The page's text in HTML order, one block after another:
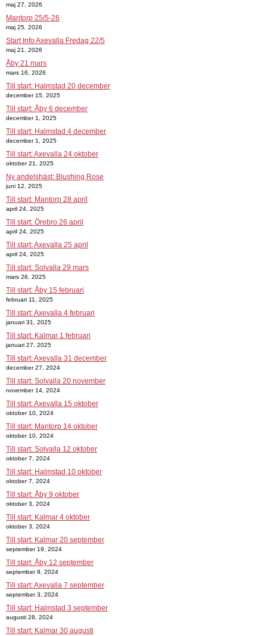
maj 27, 2026
Mantorp 25/5-26
maj 25, 2026
Start Info Axevalla Fredag 22/5
maj 21, 2026
Åby 21 mars
mars 16, 2026
Till start: Halmstad 20 december
december 15, 2025
Till start: Åby 6 december
december 1, 2025
Till start: Halmstad 4 december
december 1, 2025
Till start: Axevalla 24 oktober
oktober 21, 2025
Ny andelshäst: Blushing Rose
juni 12, 2025
Till start: Mantorp 28 april
april 24, 2025
Till start: Örebro 26 april
april 24, 2025
Till start: Axevalla 25 april
april 24, 2025
Till start: Solvalla 29 mars
mars 26, 2025
Till start: Åby 15 februari
februari 11, 2025
Till start: Axevalla 4 februari
januari 31, 2025
Till start: Kalmar 1 februari
januari 27, 2025
Till start: Axevalla 31 december
december 27, 2024
Till start: Solvalla 20 november
november 14, 2024
Till start: Axevalla 15 oktober
oktober 10, 2024
Till start: Mantorp 14 oktober
oktober 10, 2024
Till start: Solvalla 12 oktober
oktober 7, 2024
Till start: Halmstad 10 oktober
oktober 7, 2024
Till start: Åby 9 oktober
oktober 3, 2024
Till start: Kalmar 4 oktober
oktober 3, 2024
Till start: Kalmar 20 september
september 19, 2024
Till start: Åby 12 september
september 9, 2024
Till start: Axevalla 7 september
september 3, 2024
Till start: Halmstad 3 september
augusti 28, 2024
Till start: Kalmar 30 augusti